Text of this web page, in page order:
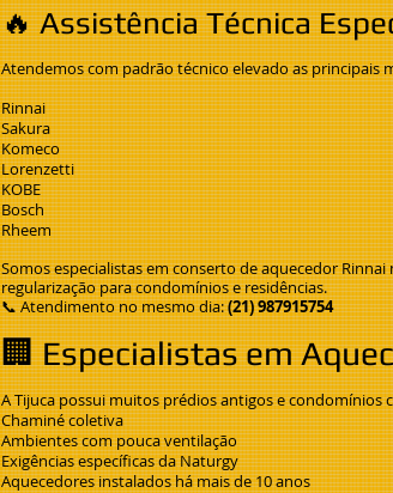
🔥 Assistência Técnica
Atendemos com padrão técnico elevado as principais
Rinnai
Sakura
Komeco
Lorenzetti
KOBE
Bosch
Rheem
Somos especialistas em conserto de aquecedor
regularização para condomínios e residências.
📞 Atendimento no mesmo dia:(21) 987915754
🏢 Especialistas em
A Tijuca possui muitos prédios antigos e condomínios
Chaminé coletiva
Ambientes com pouca ventilação
Exigências específicas da Naturgy
Aquecedores instalados há mais de 10 anos